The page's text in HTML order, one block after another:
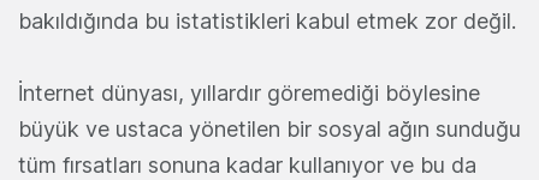
bakıldığında bu istatistikleri kabul etmek zor değil.
İnternet dünyası, yıllardır göremediği böylesine
büyük ve ustaca yönetilen bir sosyal ağın sunduğu
tüm fırsatları sonuna kadar kullanıyor ve bu da